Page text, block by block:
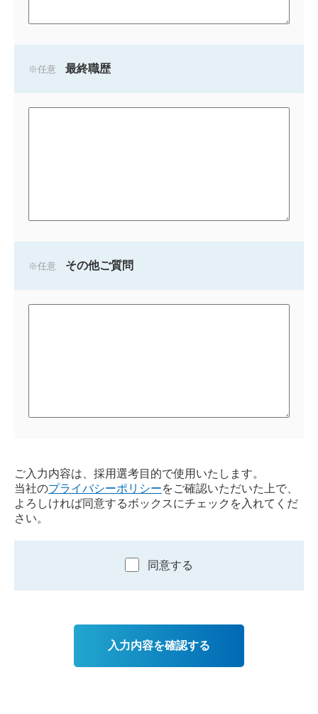
任意 最終職歴
任意 その他ご質問
ご入力内容は、採用選考目的で使用いたします。
当社のプライバシーポリシーをご確認いただいた上で、
よろしければ同意するボックスにチェックを入れてくだ
さい。
同意する